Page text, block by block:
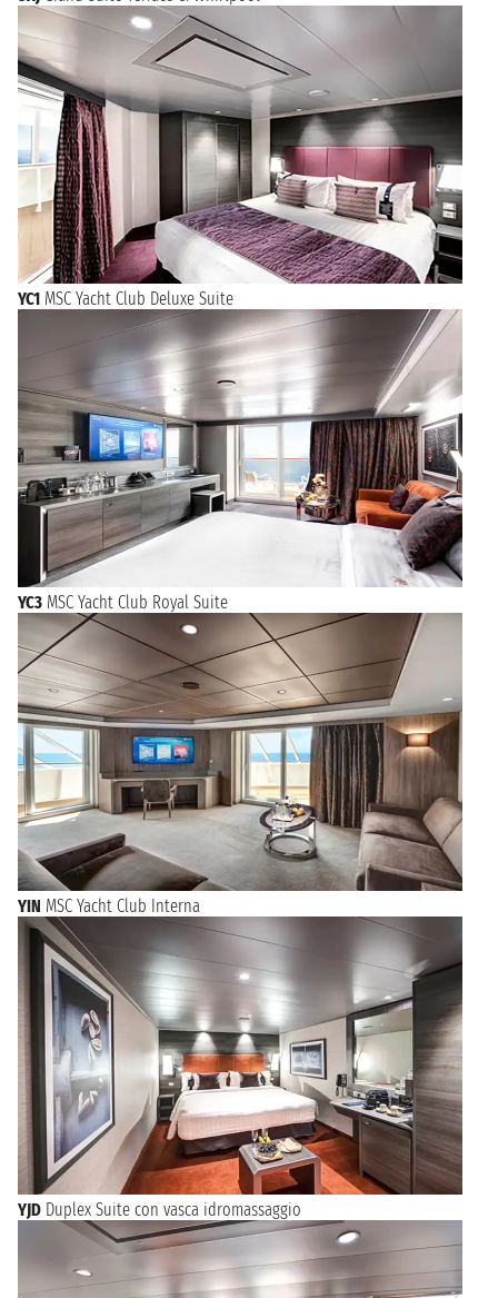
YC1 MSC Yacht Club Deluxe Suite
YC3 MSC Yacht Club Royal Suite
YIN MSC Yacht Club Interna
YJD Duplex Suite con vasca idromassaggio